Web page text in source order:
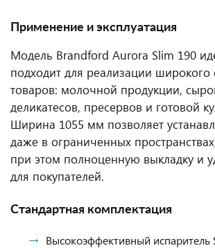
Применение и эксплуатация
Модель Brandford Aurora Slim 190
подходит для реализации широкого
товаров: молочной продукции,
деликатесов, пресервов и готовой
Ширина 1055 мм позволяет
даже в ограниченных
при этом полноценную выкладку и
для покупателей.
Стандартная комплектация
Высокоэффективный испаритель